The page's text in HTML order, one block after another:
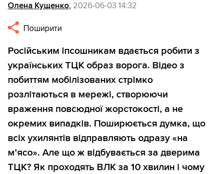
Олена Кущенко, 2026-06-03 14:32
Поширити
Російським іпсошникам вдається робити з
українських ТЦК образ ворога. Відео з
побиттям мобілізованих стрімко
розлітаються в мережі, створюючи
враження повсюдної жорстокості, а не
окремих випадків. Поширюється думка, що
всіх ухилянтів відправляють одразу «на
м’ясо». Але що ж відбувається за дверима
ТЦК? Як проходять ВЛК за 10 хвилин і чому